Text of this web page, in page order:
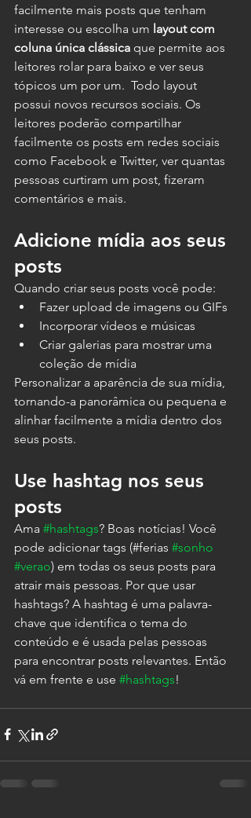
facilmente mais posts que tenham
interesse ou escolha um layout com
coluna única clássica que permite aos
leitores rolar para baixo e ver seus
tópicos um por um.  Todo layout
possui novos recursos sociais. Os
leitores poderão compartilhar
facilmente os posts em redes sociais
como Facebook e Twitter, ver quantas
pessoas curtiram um post, fizeram
comentários e mais.
Adicione mídia aos seus
posts
Quando criar seus posts você pode:
Fazer upload de imagens ou GIFs
Incorporar vídeos e músicas
Criar galerias para mostrar uma
coleção de mídia
Personalizar a aparência de sua mídia,
tornando-a panorâmica ou pequena e
alinhar facilmente a mídia dentro dos
seus posts.
Use hashtag nos seus
posts
Ama #hashtags? Boas notícias! Você
pode adicionar tags (#ferias #sonho
#verao) em todas os seus posts para
atrair mais pessoas. Por que usar
hashtags? A hashtag é uma palavra-
chave que identifica o tema do
conteúdo e é usada pelas pessoas
para encontrar posts relevantes. Então
vá em frente e use #hashtags!